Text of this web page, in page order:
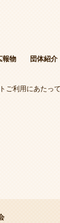
報物 団体紹介
ご利用にあたっ